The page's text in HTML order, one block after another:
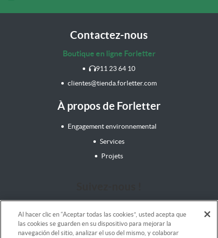
Contactez-nous
Boutique en ligne Forletter
911 23 64 10
clientes@tienda.forletter.com
À propos de Forletter
Engagement environnemental
Services
Projets
Al hacer clic en “Aceptar todas las cookies”, usted acepta que
las cookies se guarden en su dispositivo para mejorar la
navegación del sitio, analizar el uso del mismo, y colaborar